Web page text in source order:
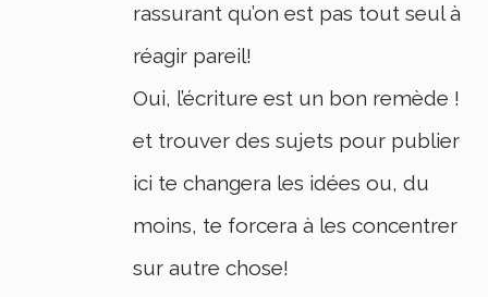
rassurant qu’on est pas tout seul à
réagir pareil!
Oui, l’écriture est un bon remède !
et trouver des sujets pour publier
ici te changera les idées ou, du
moins, te forcera à les concentrer
sur autre chose!